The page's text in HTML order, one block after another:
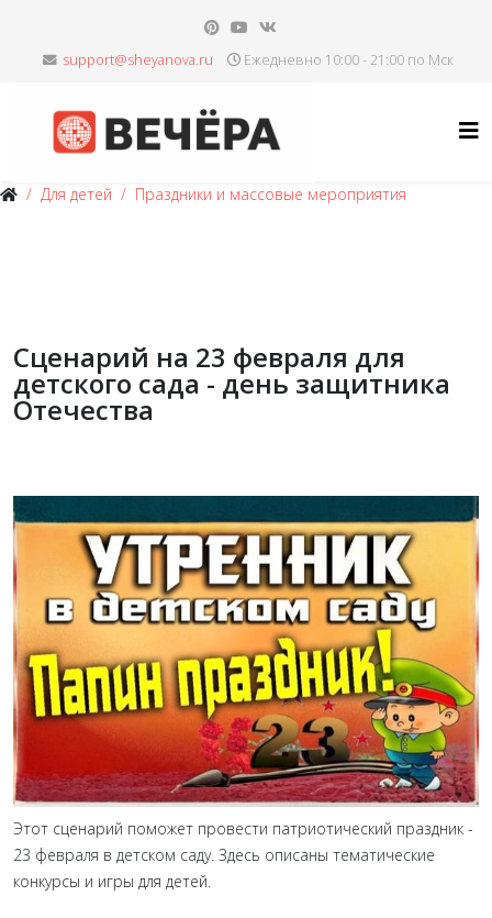
Ежедневно 10:00 - 21:00 по Мск
Для детей Праздники и массовые мероприятия
Сценарий на 23 февраля для
детского сада - день защитника
Отечества
Этот сценарий поможет провести патриотический праздник -
23 февраля в детском саду. Здесь описаны тематические
конкурсы и игры для детей.